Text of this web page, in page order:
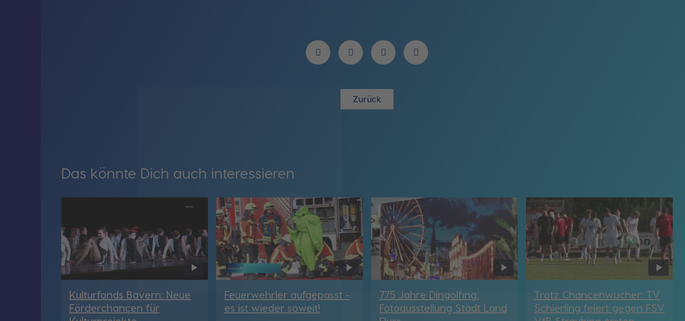
Zurück
Das könnte Dich auch interessieren
Kulturfonds Bayern: Neue
Förderchancen für
Feuerwehrler aufgepasst -
es ist wieder soweit!
775 Jahre Dingolfing:
Fotoausstellung Stadt Land
Trotz Chancenwucher: TV
Schierling feiert gegen FSV